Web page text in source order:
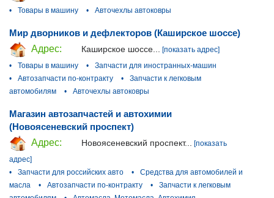
•
Товары в машину • Авточехлы автоковры
Мир дворников и дефлекторов (Каширское шоссе)
Адрес:
Каширское шоссе... [показать адрес]
•
Товары в машину •
Запчасти для иностранных-машин
•
Автозапчасти по-контракту •
Запчасти к легковым
автомобилям
• Авточехлы автоковры
Магазин автозапчастей и автохимии
(Новоясеневский проспект)
Адрес:
Новоясеневский проспект... [показать
адрес]
•
Запчасти для российских авто •
Средства для автомобилей и
масла
• Автозапчасти по-контракту •
Запчасти к легковым